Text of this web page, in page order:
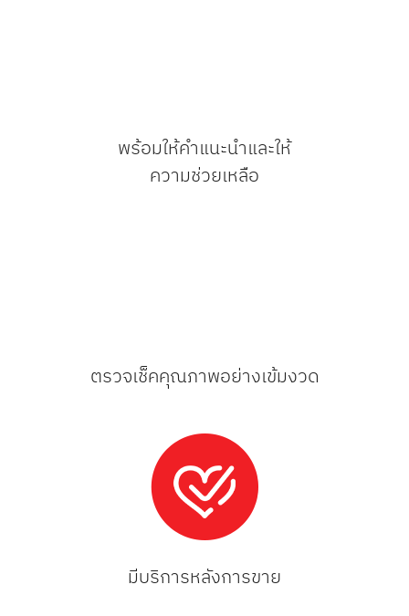
พร้อมให้คำแนะนำและให้
ความช่วยเหลือ
ตรวจเช็คคุณภาพอย่างเข้มงวด
มีบริการหลังการขาย